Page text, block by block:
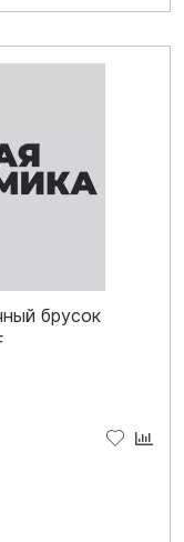
брусок